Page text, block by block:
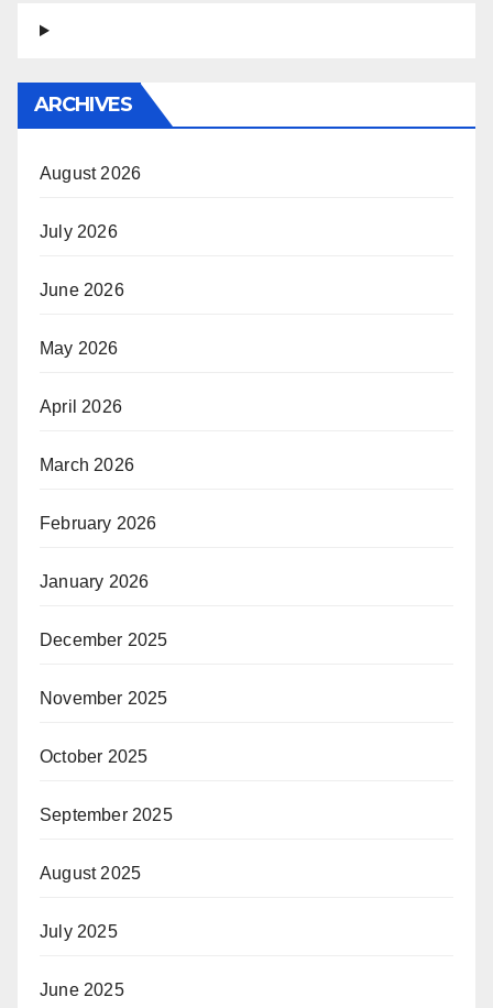
ARCHIVES
August 2026
July 2026
June 2026
May 2026
April 2026
March 2026
February 2026
January 2026
December 2025
November 2025
October 2025
September 2025
August 2025
July 2025
June 2025